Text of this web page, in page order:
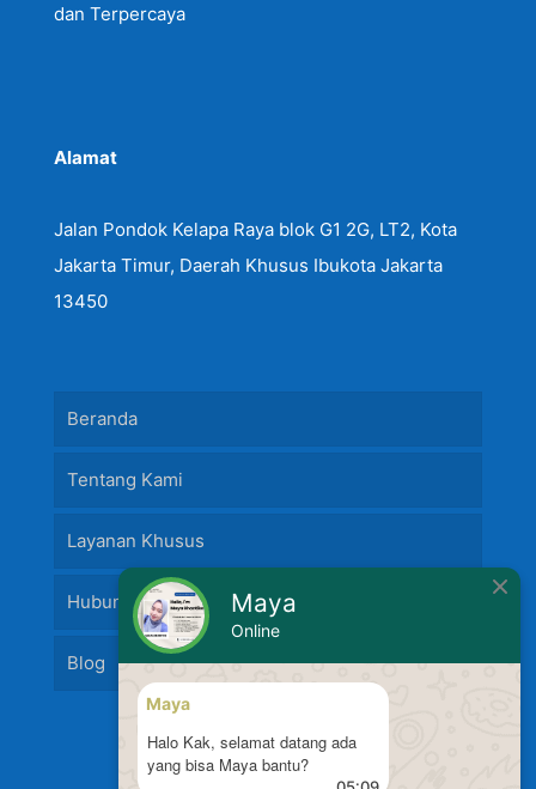
dan Terpercaya
Alamat
Jalan Pondok Kelapa Raya blok G1 2G, LT2, Kota
Jakarta Timur, Daerah Khusus Ibukota Jakarta
13450
Beranda
Tentang Kami
Layanan Khusus
Hubungi Kami
Blog
Maya
Online
Maya
Halo Kak, selamat datang ada
yang bisa Maya bantu?